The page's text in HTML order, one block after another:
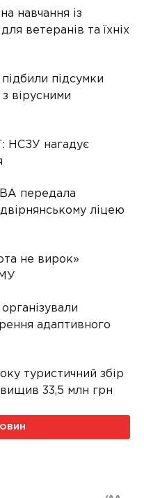
навчання із
ветеранів та їхніх
підсумки
вірусними
НСЗУ нагадує
передала
ліцею
не вирок»
адаптивного
туристичний збір
33,5 млн грн